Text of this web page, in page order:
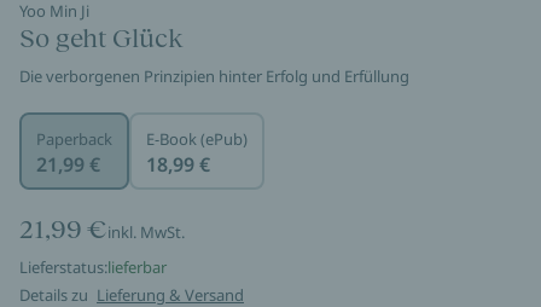
Yoo Min Ji
So geht Glück
Die verborgenen Prinzipien hinter Erfolg und Erfüllung
Paperback
21,99 €
E-Book (ePub)
18,99 €
21,99 €inkl. MwSt.
Lieferstatus:lieferbar
Details zu Lieferung & Versand